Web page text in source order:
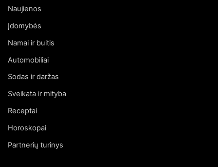
Naujienos
Įdomybės
Namai ir buitis
Automobiliai
Sodas ir daržas
Sveikata ir mityba
Receptai
Horoskopai
Partnerių turinys